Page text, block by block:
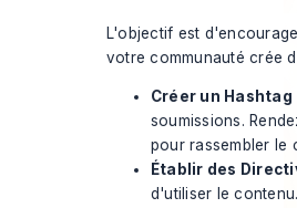
L'objectif est
votre communauté crée
Créer un Hashtag
soumissions.
pour rassembler le
Établir des
d'utiliser le